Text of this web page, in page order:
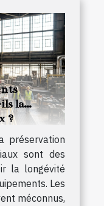
la
?
préservation
sont des
la longévité
Les
méconnus,